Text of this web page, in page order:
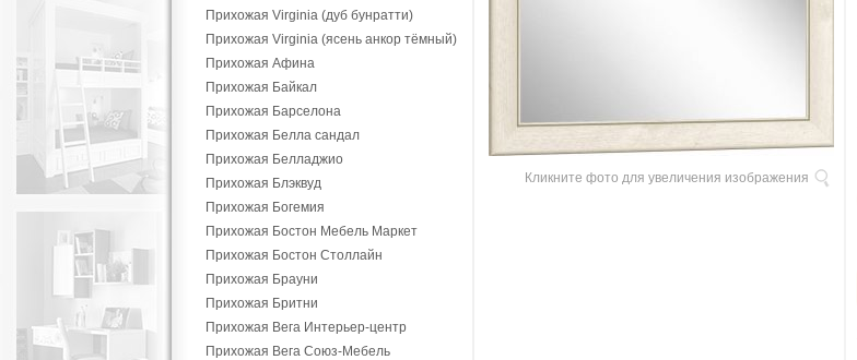
Прихожая Virginia (дуб бунратти)
Прихожая Virginia (ясень анкор тёмный)
Прихожая Афина
Прихожая Байкал
Прихожая Барселона
Прихожая Белла сандал
Прихожая Белладжио
Прихожая Блэквуд
Прихожая Богемия
Прихожая Бостон Мебель Маркет
Прихожая Бостон Столлайн
Прихожая Брауни
Прихожая Бритни
Прихожая Вега Интерьер-центр
Прихожая Вега Союз-Мебель
Кликните фото для увеличения изображения